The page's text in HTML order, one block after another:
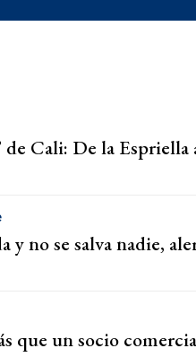
de Cali: De la
y no se salva nadie,
que un socio